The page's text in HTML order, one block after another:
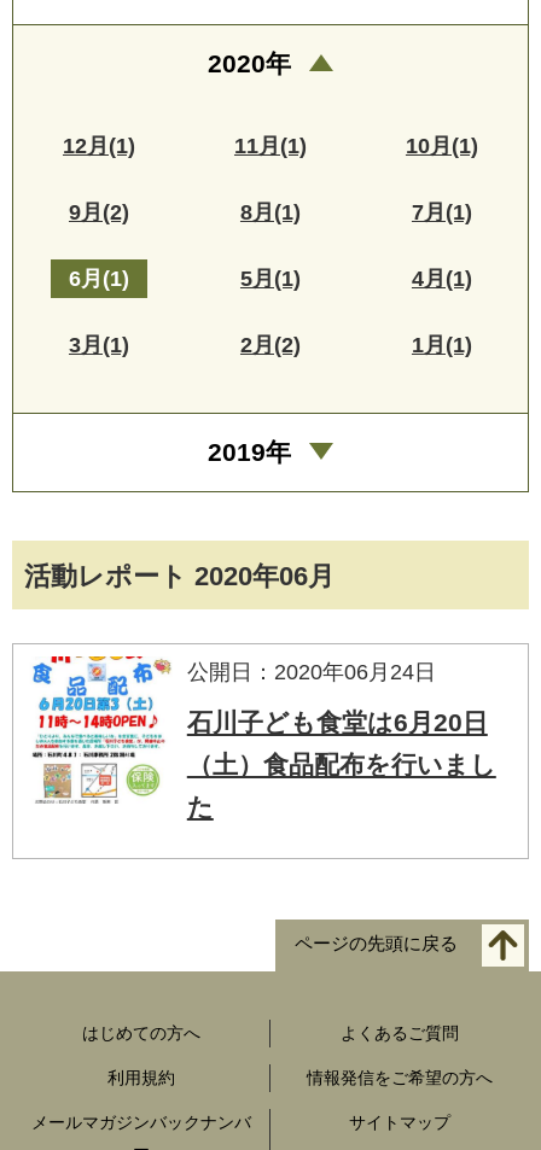
活動レポート 2020年06月
公開日：2020年06月24日
石川子ども食堂は6月20日
（土）食品配布を行いまし
た
2020年
12月(1) 11月(1) 10月(1)
9月(2) 8月(1) 7月(1)
6月(1) 5月(1) 4月(1)
3月(1) 2月(2) 1月(1)
2019年
ページの先頭に戻る
はじめての方へ よくあるご質問
利用規約 情報発信をご希望の方へ
メールマガジンバックナンバ
サイトマップ